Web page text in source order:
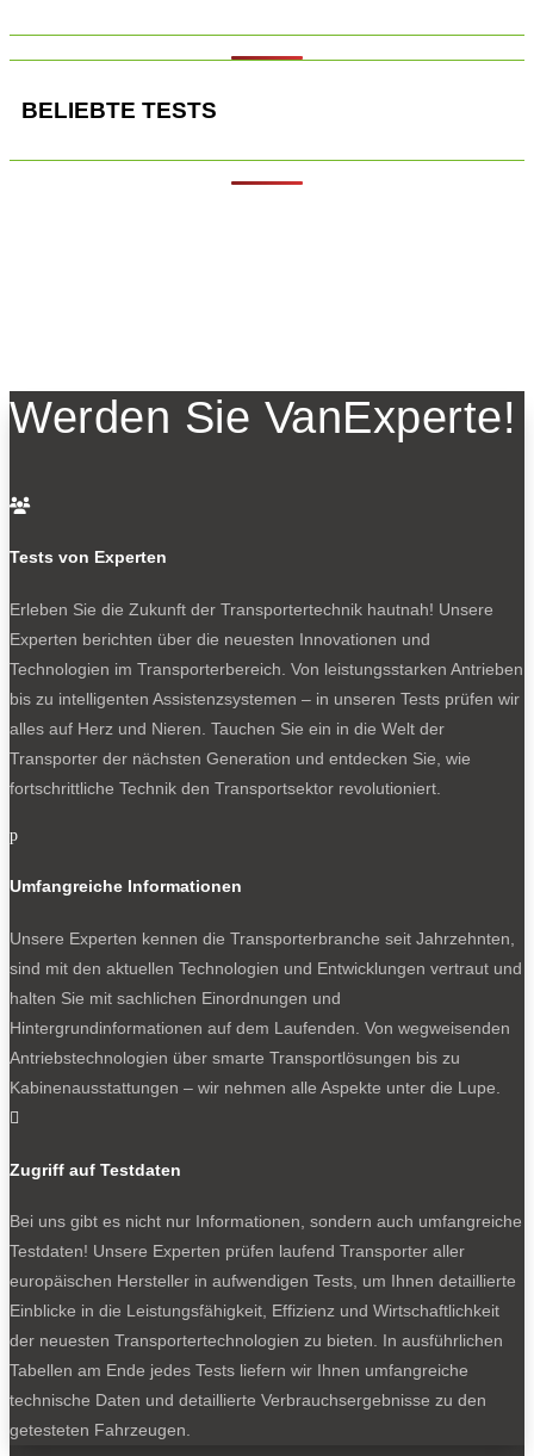
BELIEBTE TESTS
Werden Sie VanExperte!

Tests von Experten
Erleben Sie die Zukunft der Transportertechnik hautnah! Unsere
Experten berichten über die neuesten Innovationen und
Technologien im Transporterbereich. Von leistungsstarken Antrieben
bis zu intelligenten Assistenzsystemen – in unseren Tests prüfen wir
alles auf Herz und Nieren. Tauchen Sie ein in die Welt der
Transporter der nächsten Generation und entdecken Sie, wie
fortschrittliche Technik den Transportsektor revolutioniert.
p
Umfangreiche Informationen
Unsere Experten kennen die Transporterbranche seit Jahrzehnten,
sind mit den aktuellen Technologien und Entwicklungen vertraut und
halten Sie mit sachlichen Einordnungen und
Hintergrundinformationen auf dem Laufenden. Von wegweisenden
Antriebstechnologien über smarte Transportlösungen bis zu
Kabinenausstattungen – wir nehmen alle Aspekte unter die Lupe.

Zugriff auf Testdaten
Bei uns gibt es nicht nur Informationen, sondern auch umfangreiche
Testdaten! Unsere Experten prüfen laufend Transporter aller
europäischen Hersteller in aufwendigen Tests, um Ihnen detaillierte
Einblicke in die Leistungsfähigkeit, Effizienz und Wirtschaftlichkeit
der neuesten Transportertechnologien zu bieten. In ausführlichen
Tabellen am Ende jedes Tests liefern wir Ihnen umfangreiche
technische Daten und detaillierte Verbrauchsergebnisse zu den
getesteten Fahrzeugen.